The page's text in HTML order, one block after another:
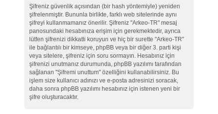
Şifreniz güvenlik açısından (bir hash yöntemiyle) yeniden
şifrelenmiştir. Bununla birlikte, farklı web sitelerinde aynı
şifreyi kullanmamanız önerilir. Şifreniz "Arkeo-TR" mesaj
panosundaki hesabınıza erişim için gerekmektedir, ayrıca
lütfen şifrenizi dikkatli koruyun ve hiç bir surette "Arkeo-TR"
ile bağlantılı bir kimseye, phpBB veya bir diğer 3. parti kişi
veya sitelere, şifreniz için soru sormayın. Hesabınız için
şifrenizi unutmanız durumunda, phpBB yazılımı tarafından
sağlanan "Şifremi unuttum" özelliğini kullanabilirsiniz. Bu
işlem size kullanıcı adınızı ve e-posta adresinizi soracak,
daha sonra phpBB yazılımı hesabınız için istenen yeni bir
şifre oluşturacaktır.